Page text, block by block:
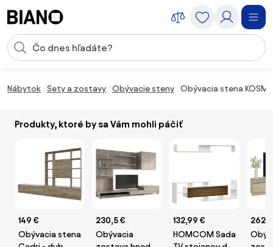
Vstup pre vyhľadávanie
Nábytok Sety a zostavy Obývacie steny Obývacia stena
Produkty, ktoré by sa Vám mohli páčiť
149 €
Obývacia stena
230,5 €
Obývacia
132,99 €
HOMCOM Sada